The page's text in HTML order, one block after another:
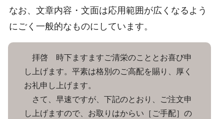
なお、文章内容・文面は応用範囲が広くなるよう
にごく一般的なものにしています。
拝啓 時下ますますご清栄のこととお喜び申
し上げます。平素は格別のご高配を賜り、厚く
お礼申し上げます。
さて、早速ですが、下記のとおり、ご注文申
し上げますので、お取りはからい［ご手配］の